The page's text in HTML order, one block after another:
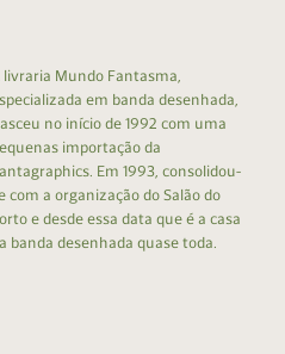
livraria Mundo Fantasma,
em banda desenhada,
no início de 1992 com uma
importação da
Em 1993, consolidou-
com a organização do Salão do
e desde essa data que é a casa
banda desenhada quase toda.